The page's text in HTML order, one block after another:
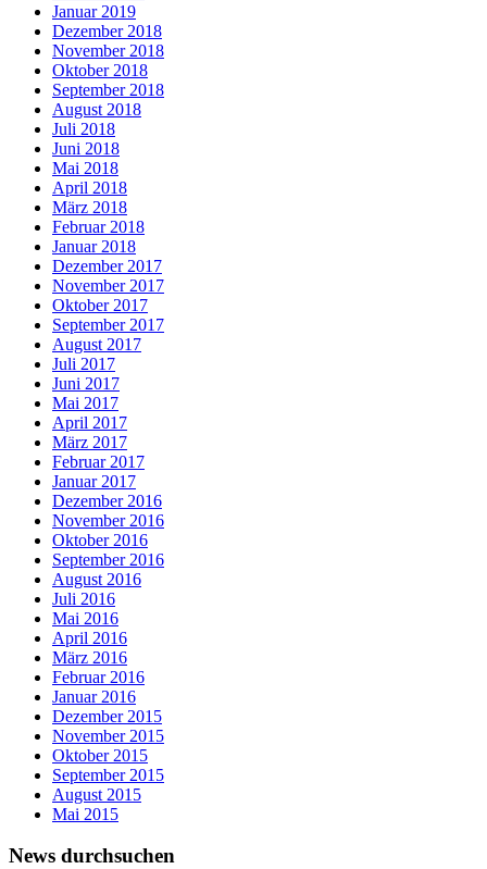
Januar 2019
Dezember 2018
November 2018
Oktober 2018
September 2018
August 2018
Juli 2018
Juni 2018
Mai 2018
April 2018
März 2018
Februar 2018
Januar 2018
Dezember 2017
November 2017
Oktober 2017
September 2017
August 2017
Juli 2017
Juni 2017
Mai 2017
April 2017
März 2017
Februar 2017
Januar 2017
Dezember 2016
November 2016
Oktober 2016
September 2016
August 2016
Juli 2016
Mai 2016
April 2016
März 2016
Februar 2016
Januar 2016
Dezember 2015
November 2015
Oktober 2015
September 2015
August 2015
Mai 2015
News durchsuchen